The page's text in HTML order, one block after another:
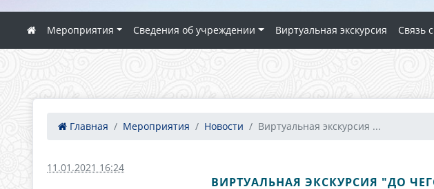
Мероприятия Сведения об учреждении Виртуальная экскурсия Связь
Главная Мероприятия Новости Виртуальная экскурсия ...
11.01.2021 16:24
ВИРТУАЛЬНАЯ ЭКСКУРСИЯ "ДО